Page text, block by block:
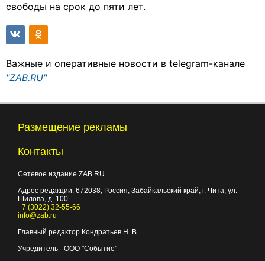
свободы на срок до пяти лет.
Важные и оперативные новости в telegram-канале
"ZAB.RU"
Размещение рекламы
Контакты
Сетевое издание ZAB.RU
Адрес редакции: 672038, Россия, Забайкальский край, г. Чита, ул.
Шилова, д. 100
+7 (3022) 32-55-66
info@zab.ru
Главный редактор Кондратьев Н. В.
Учредитель - ООО "Событие"